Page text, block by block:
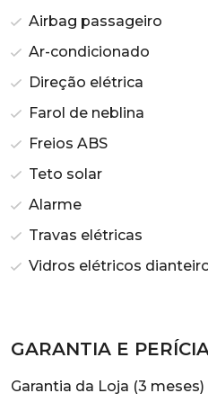
Airbag passageiro
Ar-condicionado
Direção elétrica
Farol de neblina
Freios ABS
Teto solar
Alarme
Travas elétricas
Vidros elétricos
GARANTIA E
Garantia da Loja (3 meses)